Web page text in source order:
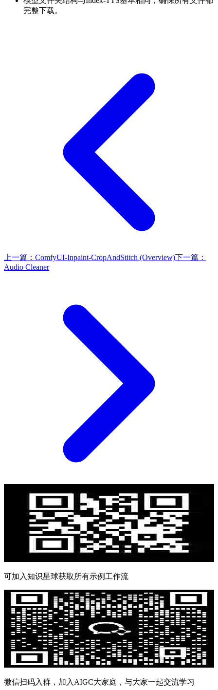
完整下载。
上一篇： ComfyUI-Inpaint-CropAndStitch (Overview)下一篇：
Audio Cleaner
可加入知识星球获取所有示例工作流
微信扫码入群，加入AIGC大家庭，与大家一起交流学习